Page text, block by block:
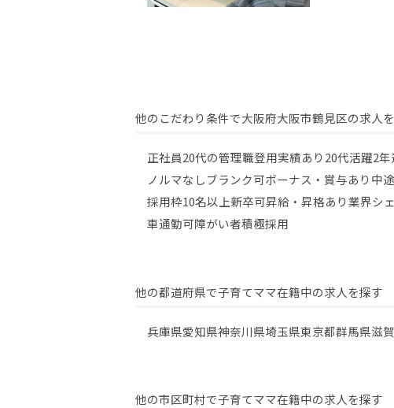
他のこだわり条件で大阪府大阪市鶴見区の求人
正社員20代の管理職登用実績あり 20代活躍2
ノルマなしブランク可ボーナス・賞与あり 中
採用枠10名以上新卒可昇給・昇格あり業界シ
車通勤可障がい者積極採用
他の都道府県で子育てママ在籍中の求人を探す
兵庫県愛知県神奈川県埼玉県東京都群馬県滋
他の市区町村で子育てママ在籍中の求人を探す